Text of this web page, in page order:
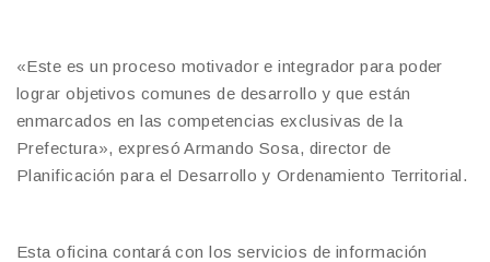
«Este es un proceso motivador e integrador para poder
lograr objetivos comunes de desarrollo y que están
enmarcados en las competencias exclusivas de la
Prefectura», expresó Armando Sosa, director de
Planificación para el Desarrollo y Ordenamiento Territorial.
Esta oficina contará con los servicios de información